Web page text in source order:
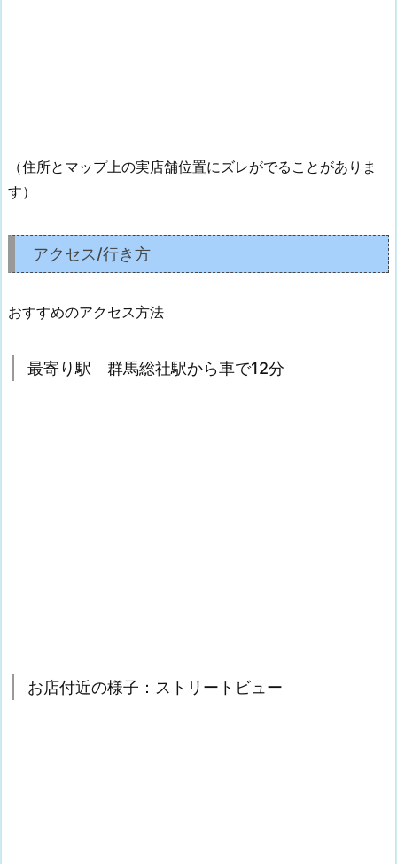
（住所とマップ上の実店舗位置にズレがでることがありま
す）
アクセス/行き方
おすすめのアクセス方法
最寄り駅 群馬総社駅から車で12分
お店付近の様子：ストリートビュー